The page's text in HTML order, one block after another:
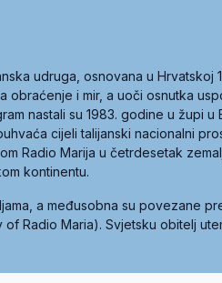
udruga, osnovana u Hrvatskoj
obraćenje i mir, a uoči osnutka
nastali su 1983. godine u župi u
cijeli talijanski nacionalni
Radio Marija u četrdesetak
kontinentu.
a međusobna su povezane
Radio Maria). Svjetsku obitelj